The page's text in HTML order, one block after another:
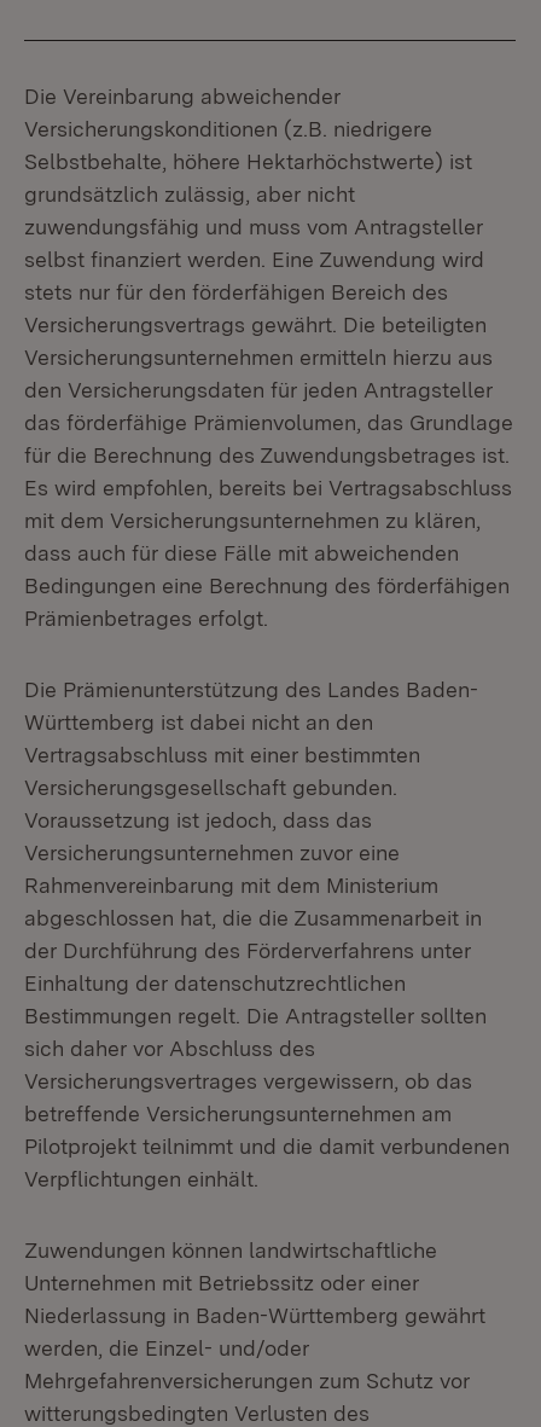
Die Vereinbarung abweichender
Versicherungskonditionen (z.B. niedrigere
Selbstbehalte, höhere Hektarhöchstwerte) ist
grundsätzlich zulässig, aber nicht
zuwendungsfähig und muss vom Antragsteller
selbst finanziert werden. Eine Zuwendung wird
stets nur für den förderfähigen Bereich des
Versicherungsvertrags gewährt. Die beteiligten
Versicherungsunternehmen ermitteln hierzu aus
den Versicherungsdaten für jeden Antragsteller
das förderfähige Prämienvolumen, das Grundlage
für die Berechnung des Zuwendungsbetrages ist.
Es wird empfohlen, bereits bei Vertragsabschluss
mit dem Versicherungsunternehmen zu klären,
dass auch für diese Fälle mit abweichenden
Bedingungen eine Berechnung des förderfähigen
Prämienbetrages erfolgt.
Die Prämienunterstützung des Landes Baden-
Württemberg ist dabei nicht an den
Vertragsabschluss mit einer bestimmten
Versicherungsgesellschaft gebunden.
Voraussetzung ist jedoch, dass das
Versicherungsunternehmen zuvor eine
Rahmenvereinbarung mit dem Ministerium
abgeschlossen hat, die die Zusammenarbeit in
der Durchführung des Förderverfahrens unter
Einhaltung der datenschutzrechtlichen
Bestimmungen regelt. Die Antragsteller sollten
sich daher vor Abschluss des
Versicherungsvertrages vergewissern, ob das
betreffende Versicherungsunternehmen am
Pilotprojekt teilnimmt und die damit verbundenen
Verpflichtungen einhält.
Zuwendungen können landwirtschaftliche
Unternehmen mit Betriebssitz oder einer
Niederlassung in Baden-Württemberg gewährt
werden, die Einzel- und/oder
Mehrgefahrenversicherungen zum Schutz vor
witterungsbedingten Verlusten des